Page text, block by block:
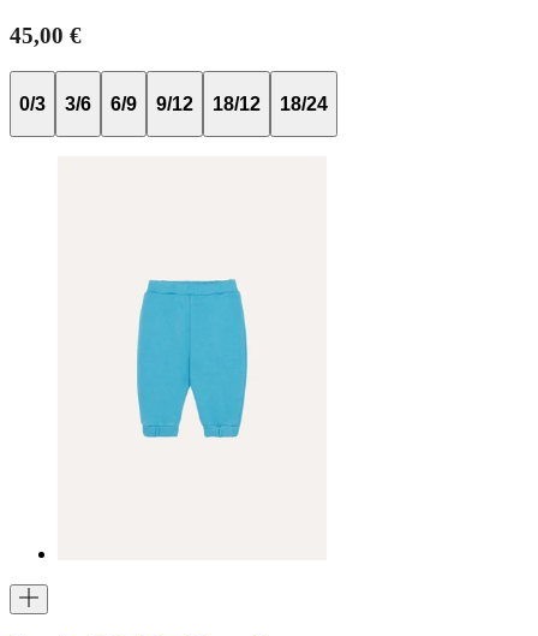
45,00 €
0/3 3/6 6/9 9/12 18/12 18/24